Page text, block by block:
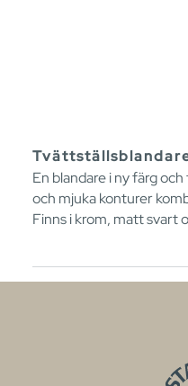
En blandare i ny färg
och mjuka konturer
Finns i krom, matt svart